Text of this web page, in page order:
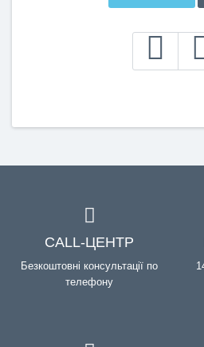
CALL-ЦЕНТР
Безкоштовні консультації по
телефону